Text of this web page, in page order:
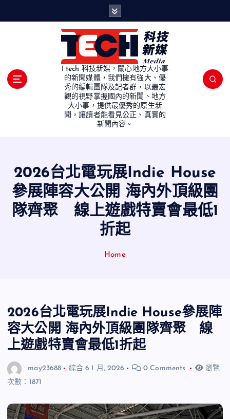
I tech 科技新媒，關心地方大小事
的新聞媒體，我們擁有強大、優
秀的編輯團隊及記者群，以最宏
觀的視野掌握國內的新聞、地方
大小事，提供最優秀的原生新
聞，讓讀者能看見公正、真實的
新聞內容。
2026台北電玩展Indie House
參展陣容大公開 海內外頂級團
隊齊聚 線上遊戲特賣會最低1
折起
Home
2026台北電玩展Indie House參展陣
容大公開 海內外頂級團隊齊聚 線
上遊戲特賣會最低1折起
may23688 綜合 6 1 月, 2026 0 Comments
瀏覽
次數：1871